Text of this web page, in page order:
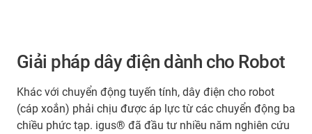
Giải pháp dây điện dành cho Robot
Khác với chuyển động tuyến tính, dây điện cho robot
(cáp xoắn) phải chịu được áp lực từ các chuyển động ba
chiều phức tạp. igus® đã đầu tư nhiều năm nghiên cứu